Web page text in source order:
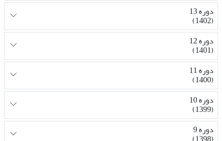
دوره 13
(1402)
دوره 12
(1401)
دوره 11
(1400)
دوره 10
(1399)
دوره 9